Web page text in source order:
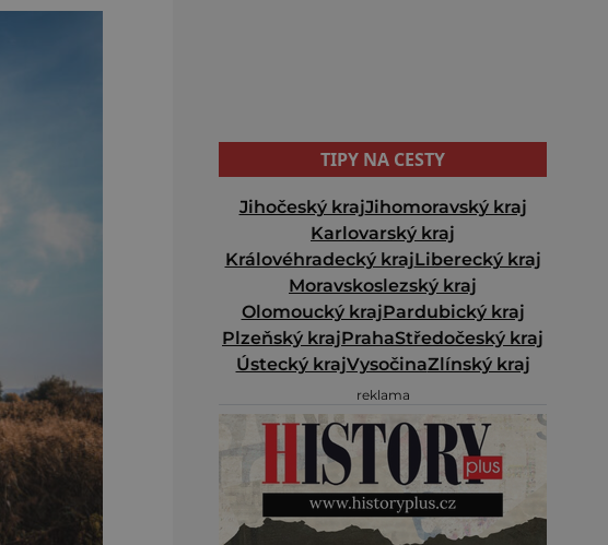
TIPY NA CESTY
Jihočeský krajJihomoravský kraj
Karlovarský kraj
Královéhradecký krajLiberecký kraj
Moravskoslezský kraj
Olomoucký krajPardubický kraj
Plzeňský krajPrahaStředočeský kraj
Ústecký krajVysočinaZlínský kraj
reklama